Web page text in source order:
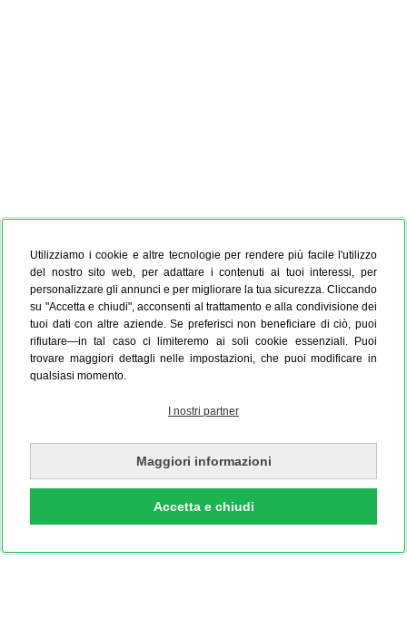
Utilizziamo i cookie e altre tecnologie per rendere più facile l'utilizzo
del nostro sito web, per adattare i contenuti ai tuoi interessi, per
personalizzare gli annunci e per migliorare la tua sicurezza. Cliccando
su "Accetta e chiudi", acconsenti al trattamento e alla condivisione dei
tuoi dati con altre aziende. Se preferisci non beneficiare di ciò, puoi
rifiutare—in tal caso ci limiteremo ai soli cookie essenziali. Puoi
trovare maggiori dettagli nelle impostazioni, che puoi modificare in
qualsiasi momento.
I nostri partner
Maggiori informazioni
Accetta e chiudi